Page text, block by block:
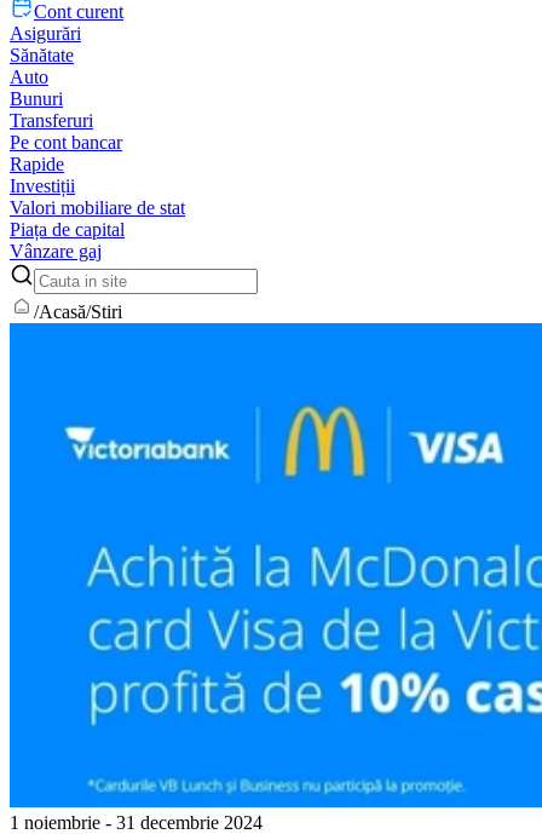
Cont curent
Asigurări
Sănătate
Auto
Bunuri
Transferuri
Pe cont bancar
Rapide
Investiții
Valori mobiliare de stat
Piața de capital
Vânzare gaj
/Acasă/Stiri
1 noiembrie - 31 decembrie 2024